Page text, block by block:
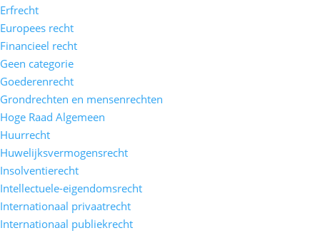
Erfrecht
Europees recht
Financieel recht
Geen categorie
Goederenrecht
Grondrechten en mensenrechten
Hoge Raad Algemeen
Huurrecht
Huwelijksvermogensrecht
Insolventierecht
Intellectuele-eigendomsrecht
Internationaal privaatrecht
Internationaal publiekrecht